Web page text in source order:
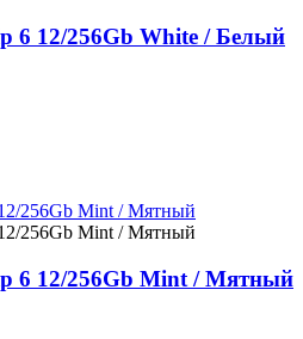
6 12/256Gb White / Белый
6 12/256Gb Mint / Мятный